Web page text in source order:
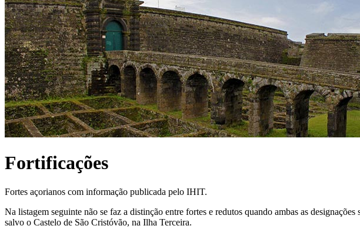
Fortificações
Fortes açorianos com informação publicada pelo IHIT.
Na listagem seguinte não se faz a distinção entre fortes e redutos quando ambas as
salvo o Castelo de São Cristóvão, na Ilha Terceira.